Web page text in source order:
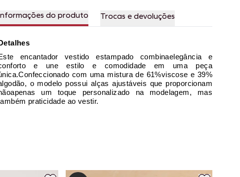
do produto Trocas e devoluções
encantador vestido estampado combinaelegância e
e une estilo e comodidade em uma peça
Confeccionado com uma mistura de 61%viscose e 39%
o modelo possui alças ajustáveis que proporcionam
um toque personalizado na modelagem, mas
praticidade ao vestir.